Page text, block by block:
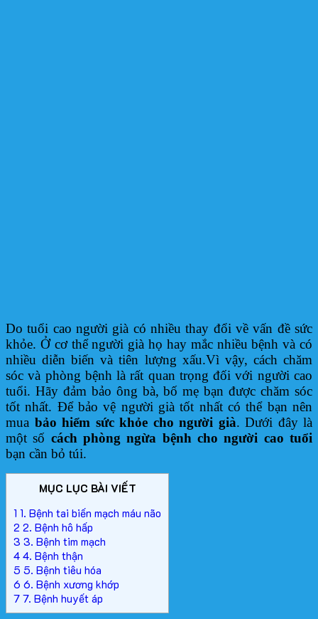
Do tuổi cao người già có nhiều thay đổi về vấn đề sức
khỏe. Ở cơ thể người già họ hay mắc nhiều bệnh và có
nhiều diễn biến và tiên lượng xấu.Vì vậy, cách chăm
sóc và phòng bệnh là rất quan trọng đối với người cao
tuổi. Hãy đảm bảo ông bà, bố mẹ bạn được chăm sóc
tốt nhất. Để bảo vệ người già tốt nhất có thể bạn nên
mua bảo hiểm sức khỏe cho người già. Dưới đây là
một số cách phòng ngừa bệnh cho người cao tuổi
bạn cần bỏ túi.
MỤC LỤC BÀI VIẾT
1 1. Bệnh tai biến mạch máu não
2 2. Bệnh hô hấp
3 3. Bệnh tim mạch
4 4. Bệnh thận
5 5. Bệnh tiêu hóa
6 6. Bệnh xương khớp
7 7. Bệnh huyết áp